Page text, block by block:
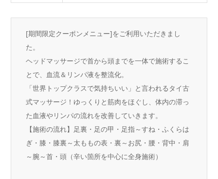
[期間限定クーポンメニュー]をご利用いただきまし
た。
ヘッドマッサージで首から頭までを一体で施術するこ
とで、血流＆リンパ液を整流化。
「世界トップクラスで気持ちいい」と言われるタイ古
式マッサージ！ゆっくりと筋肉をほぐし、体内の滞っ
た血液やリンパの流れを改善していきます。
【施術の流れ】足裏・足の甲・足指～すね・ふくらは
ぎ・膝・膝裏～太ももの表・裏～お尻・腰・背中・肩
～腕～首・頭（辛い箇所を中心に全身施術）